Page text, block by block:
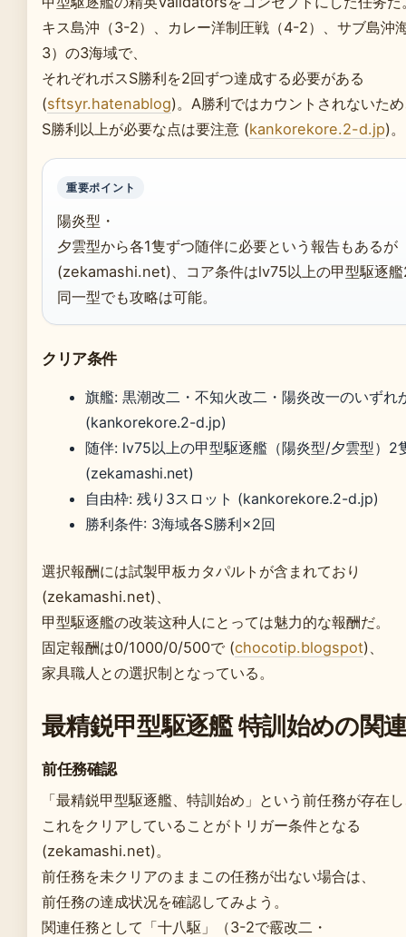
キス島沖（3-2）、カレー洋制圧戦（4-2）、サブ島沖
3）の3海域で、
それぞれボスS勝利を2回ずつ達成する必要がある
(sftsyr.hatenablog)。A勝利ではカウントされないた
S勝利以上が必要な点は要注意 (kankorekore.2-d.jp)。
重要ポイント
陽炎型・
夕雲型から各1隻ずつ随伴に必要という報告もあるが
(zekamashi.net)、コア条件はlv75以上の甲型駆逐
同一型でも攻略は可能。
クリア条件
旗艦: 黒潮改二・不知火改二・陽炎改一のいずれ
(kankorekore.2-d.jp)
随伴: lv75以上の甲型駆逐艦（陽炎型/夕雲型）2
(zekamashi.net)
自由枠: 残り3スロット (kankorekore.2-d.jp)
勝利条件: 3海域各S勝利×2回
選択報酬には試製甲板カタパルトが含まれており
(zekamashi.net)、
甲型駆逐艦の改装这种人にとっては魅力的な報酬だ。
固定報酬は0/1000/0/500で (chocotip.blogspot)、
家具職人との選択制となっている。
最精鋭甲型駆逐艦 特訓始めの関
前任務確認
「最精鋭甲型駆逐艦、特訓始め」という前任務が存在
これをクリアしていることがトリガー条件となる
(zekamashi.net)。
前任務を未クリアのままこの任務が出ない場合は、
前任務の達成状况を確認してみよう。
関連任務として「十八駆」（3-2で霰改二・